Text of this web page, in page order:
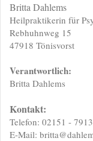
Britta Dahlems
Heilpraktikerin für
Rebhuhnweg 15
47918 Tönisvorst
Verantwortlich:
Britta Dahlems
Kontakt:
Telefon: 02151 -
E-Mail: